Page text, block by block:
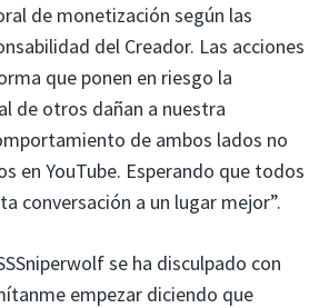
de monetización según las
del Creador. Las acciones
que ponen en riesgo la
de otros dañan a nuestra
de ambos lados no
en YouTube. Esperando que todos
conversación a un lugar mejor”.
se ha disculpado con
empezar diciendo que